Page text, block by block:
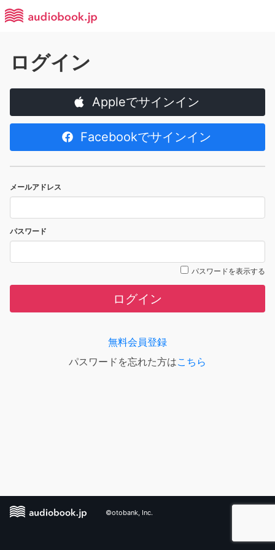
ログイン
Appleでサインイン
Facebookでサインイン
メールアドレス
パスワード
パスワードを表示する
ログイン
無料会員登録
パスワードを忘れた方はこちら
©otobank, Inc.